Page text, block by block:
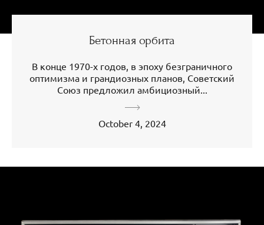
Бетонная орбита
В конце 1970-х годов, в эпоху безграничного
оптимизма и грандиозных планов, Советский
Союз предложил амбициозный...
October 4, 2024